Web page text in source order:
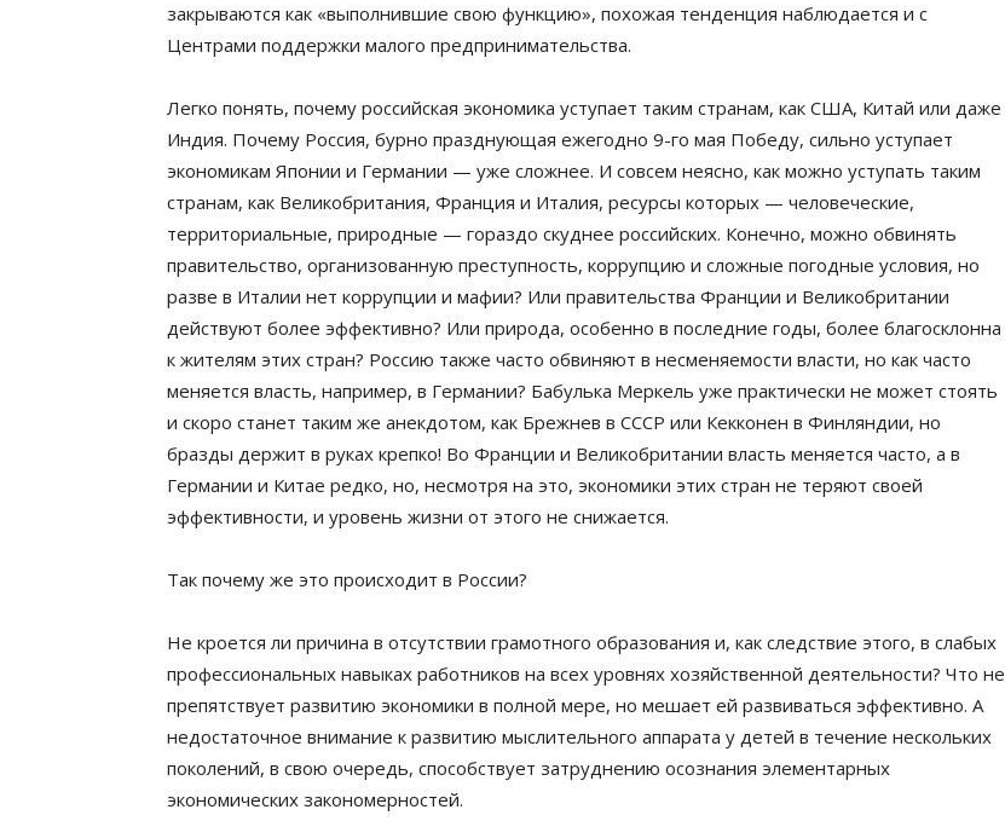
закрываются как «выполнившие свою функцию», похожая тенденция наблюдается и с
Центрами поддержки малого предпринимательства.
Легко понять, почему российская экономика уступает таким странам, как США, Китай или даже
Индия. Почему Россия, бурно празднующая ежегодно 9-го мая Победу, сильно уступает
экономикам Японии и Германии — уже сложнее. И совсем неясно, как можно уступать таким
странам, как Великобритания, Франция и Италия, ресурсы которых — человеческие,
территориальные, природные — гораздо скуднее российских. Конечно, можно обвинять
правительство, организованную преступность, коррупцию и сложные погодные условия, но
разве в Италии нет коррупции и мафии? Или правительства Франции и Великобритании
действуют более эффективно? Или природа, особенно в последние годы, более благосклонна
к жителям этих стран? Россию также часто обвиняют в несменяемости власти, но как часто
меняется власть, например, в Германии? Бабулька Меркель уже практически не может стоять
и скоро станет таким же анекдотом, как Брежнев в СССР или Кекконен в Финляндии, но
бразды держит в руках крепко! Во Франции и Великобритании власть меняется часто, а в
Германии и Китае редко, но, несмотря на это, экономики этих стран не теряют своей
эффективности, и уровень жизни от этого не снижается.
Так почему же это происходит в России?
Не кроется ли причина в отсутствии грамотного образования и, как следствие этого, в слабых
профессиональных навыках работников на всех уровнях хозяйственной деятельности? Что не
препятствует развитию экономики в полной мере, но мешает ей развиваться эффективно. А
недостаточное внимание к развитию мыслительного аппарата у детей в течение нескольких
поколений, в свою очередь, способствует затруднению осознания элементарных
экономических закономерностей.